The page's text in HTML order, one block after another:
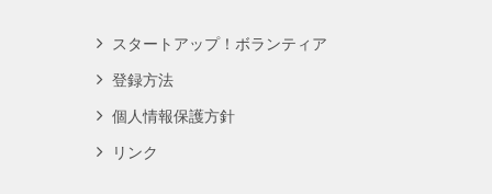
スタートアップ！ボランティア
登録方法
個人情報保護方針
リンク